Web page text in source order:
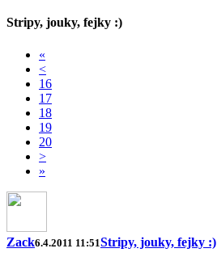
Stripy, jouky, fejky :)
«
<
16
17
18
19
20
>
»
Zack6.4.2011 11:51Stripy, jouky, fejky :)